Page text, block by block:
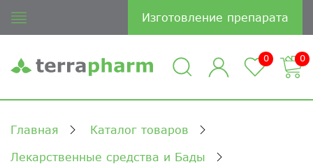
Изготовление препарата
0 0
Главная Каталог товаров
Лекарственные средства и Бады